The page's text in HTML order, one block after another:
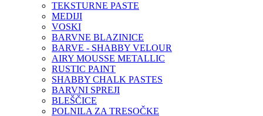
TEKSTURNE PASTE
MEDIJI
VOSKI
BARVNE BLAZINICE
BARVE - SHABBY VELOUR
AIRY MOUSSE METALLIC
RUSTIC PAINT
SHABBY CHALK PASTES
BARVNI SPREJI
BLEŠČICE
POLNILA ZA TRESOČKE